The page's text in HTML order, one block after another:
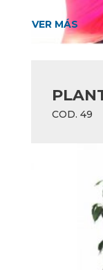
VER MÁS
COD. 49